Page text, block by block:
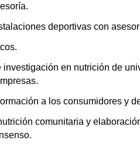
deportivas con
investigación en nutrición de
a los consumidores y
comunitaria y